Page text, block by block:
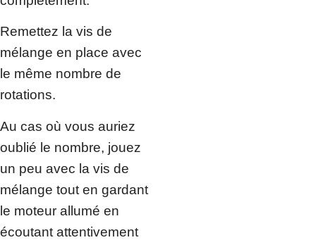
Remettez la vis de
mélange en place avec
le même nombre de
rotations.
Au cas où vous auriez
oublié le nombre, jouez
un peu avec la vis de
mélange tout en gardant
le moteur allumé en
écoutant attentivement